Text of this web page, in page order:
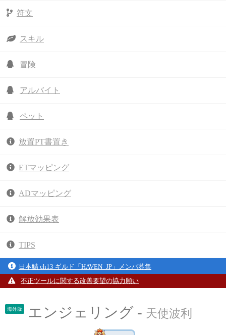
符文
スキル
冒険
アルバイト
ペット
放置PT書置き
ETマッピング
ADマッピング
解放効果表
TIPS
日本鯖 ch13 ギルド「HAVEN_JP」メンバ募集
不正ツールに関する改善要望の協力願い
海外版 エンジェリング - 天使波利